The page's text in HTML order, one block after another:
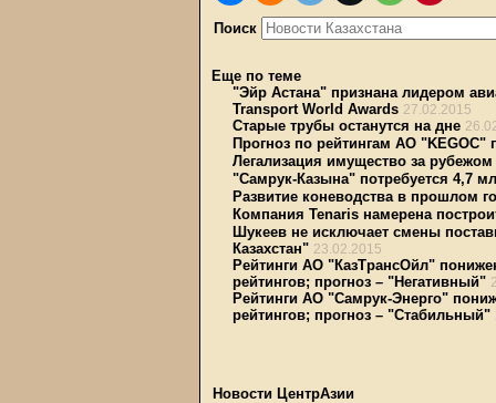
Поиск
Еще по теме
"Эйр Астана" признана лидером
Transport World Awards 27.02.2015
Старые трубы останутся на дне
Прогноз по рейтингам АО "KEGOC"
Легализация имущество за
"Самрук-Казына" потребуется 4,7
Развитие коневодства в прошлом
Компания Tenaris намерена
Шукеев не исключает смены
Казахстан" 23.02.2015
Рейтинги АО "КазТрансОйл"
рейтингов; прогноз – "Негативный"
Рейтинги АО "Самрук-Энерго"
рейтингов; прогноз – "Стабильный"
Новости ЦентрАзии